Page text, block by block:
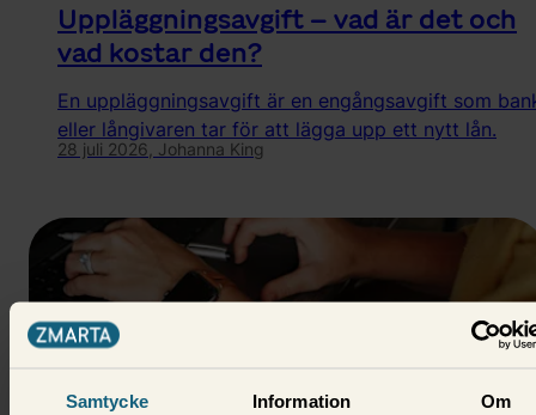
Samtycke Information Om
Uppläggningsavgift – vad är det och
vad kostar den?
En uppläggningsavgift är en engångsavgift som
eller långivaren tar för att lägga upp ett nytt lån.
28 juli 2026, Johanna King